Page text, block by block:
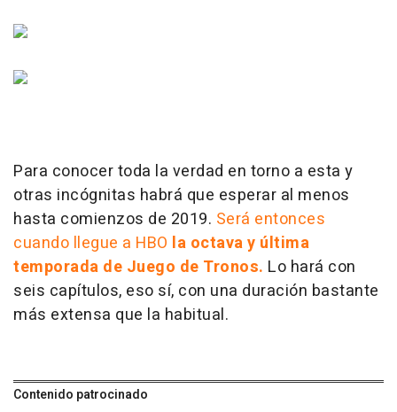
Para conocer toda la verdad en torno a esta y
otras incógnitas habrá que esperar al menos
hasta comienzos de 2019. Será entonces
cuando llegue a HBO la octava y última
temporada de Juego de Tronos. Lo hará con
seis capítulos, eso sí, con una duración bastante
más extensa que la habitual.
Contenido patrocinado